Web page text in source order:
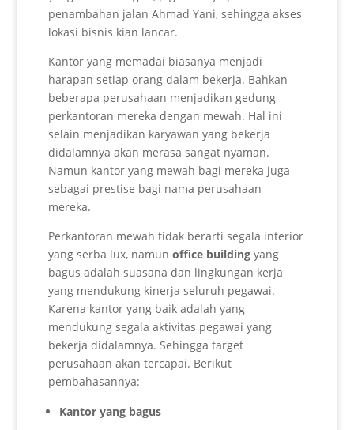
penambahan jalan Ahmad Yani, sehingga akses
lokasi bisnis kian lancar.
Kantor yang memadai biasanya menjadi
harapan setiap orang dalam bekerja. Bahkan
beberapa perusahaan menjadikan gedung
perkantoran mereka dengan mewah. Hal ini
selain menjadikan karyawan yang bekerja
didalamnya akan merasa sangat nyaman.
Namun kantor yang mewah bagi mereka juga
sebagai prestise bagi nama perusahaan
mereka.
Perkantoran mewah tidak berarti segala interior
yang serba lux, namun office buildingyang
bagus adalah suasana dan lingkungan kerja
yang mendukung kinerja seluruh pegawai.
Karena kantor yang baik adalah yang
mendukung segala aktivitas pegawai yang
bekerja didalamnya. Sehingga target
perusahaan akan tercapai. Berikut
pembahasannya:
Kantor yang bagus